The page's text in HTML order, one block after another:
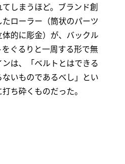
しまうほど。ブランド創
ローラー（筒状のパーツ
的に彫金）が、バックル
ぐるりと一周する形で無
は、「ベルトとはできる
いものであるべし」とい
ち砕くものだった。